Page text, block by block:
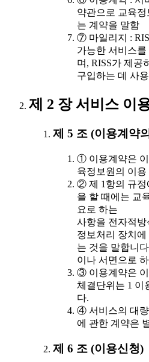
약관으로 교육
는 계약을 말함
⑦ 마일리지 :
가능한 서비스
며, RISS가 제공
구입하는 데 사
제 2 장 서비스 이
제 5 조 (이용계약
① 이용계약은
육정보원의 이
② 제 1항의 규정
을 할 때에는 교
요로 하는
사항을 전자적
정보처리 장치
는 것을 말합니
이나 서면으로
③ 이용계약은
체결단위는 1 이
다.
④ 서비스의 대
에 관한 계약은
제 6 조 (이용신청)